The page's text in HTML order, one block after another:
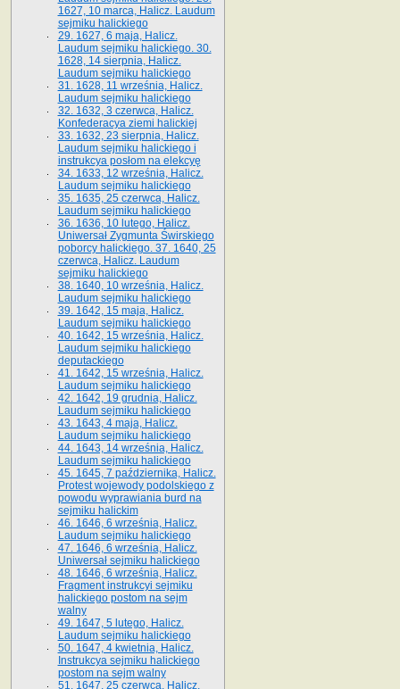
1627, 10 marca, Halicz. Laudum
sejmiku halickiego
29. 1627, 6 maja, Halicz.
Laudum sejmiku halickiego. 30.
1628, 14 sierpnia, Halicz.
Laudum sejmiku halickiego
31. 1628, 11 września, Halicz.
Laudum sejmiku halickiego
32. 1632, 3 czerwca, Halicz.
Konfederacya ziemi halickiej
33. 1632, 23 sierpnia, Halicz.
Laudum sejmiku halickiego i
instrukcya posłom na elekcyę
34. 1633, 12 września, Halicz.
Laudum sejmiku halickiego
35. 1635, 25 czerwca, Halicz.
Laudum sejmiku halickiego
36. 1636, 10 lutego, Halicz.
Uniwersał Zygmunta Świrskiego
poborcy halickiego. 37. 1640, 25
czerwca, Halicz. Laudum
sejmiku halickiego
38. 1640, 10 września, Halicz.
Laudum sejmiku halickiego
39. 1642, 15 maja, Halicz.
Laudum sejmiku halickiego
40. 1642, 15 września, Halicz.
Laudum sejmiku halickiego
deputackiego
41. 1642, 15 września, Halicz.
Laudum sejmiku halickiego
42. 1642, 19 grudnia, Halicz.
Laudum sejmiku halickiego
43. 1643, 4 maja, Halicz.
Laudum sejmiku halickiego
44. 1643, 14 września, Halicz.
Laudum sejmiku halickiego
45. 1645, 7 października, Halicz.
Protest wojewody podolskiego z
powodu wyprawiania burd na
sejmiku halickim
46. 1646, 6 września, Halicz.
Laudum sejmiku halickiego
47. 1646, 6 września, Halicz.
Uniwersał sejmiku halickiego
48. 1646, 6 września, Halicz.
Fragment instrukcyi sejmiku
halickiego postom na sejm
walny
49. 1647, 5 lutego, Halicz.
Laudum sejmiku halickiego
50. 1647, 4 kwietnia, Halicz.
Instrukcya sejmiku halickiego
postom na sejm walny
51. 1647, 25 czerwca, Halicz.